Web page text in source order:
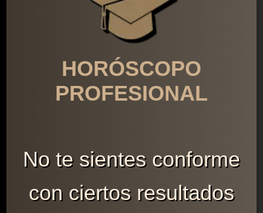
HORÓSCOPO
PROFESIONAL
No te sientes conforme
con ciertos resultados